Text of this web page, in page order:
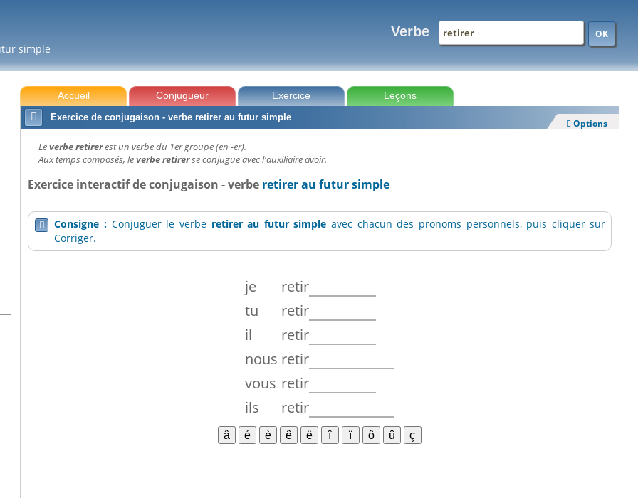
simple
Verbe OK
Accueil Conjugueur Exercice
Leçons

Exercice de conjugaison - verbe retirer au futur simple
 Options
Leverbe retirerest un verbe du 1er groupe (en -er).
Aux temps composés, leverbe retirerse conjugue avec l'auxiliaire avoir.
Exercice interactif de conjugaison - verbe retirer au futur simple
 Consigne : Conjuguer le verbe retirer au futur simple avec chacun des pronoms personnels, puis cliquer sur
Corriger.
je
retir
tu
retir
il
retir
nous retir
vous retir
ils
retir